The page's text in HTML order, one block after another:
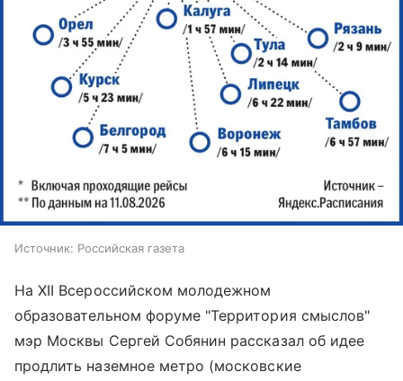
Источник: Российская газета
На XII Всероссийском молодежном
образовательном форуме "Территория смыслов"
мэр Москвы Сергей Собянин рассказал об идее
продлить наземное метро (московские